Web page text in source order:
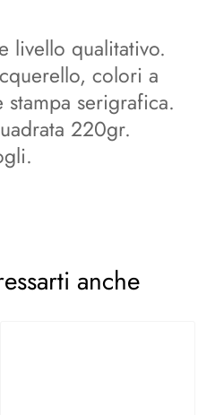
livello qualitativo.
colori a
serigrafica.
220gr.
anche